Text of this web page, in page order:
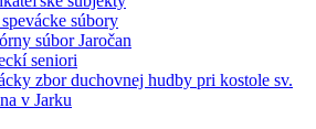
súbory
súbor Jaročan
seniori
zbor duchovnej hudby pri kostole sv.
v Jarku